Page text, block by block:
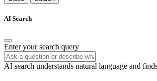
AI Search
Enter your search query
AI search understands natural language and